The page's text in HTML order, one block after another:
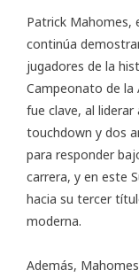
Patrick Mahomes,
continúa
jugadores de la
Campeonato de la
fue clave, al liderar
touchdown y dos
para responder
carrera, y en este
hacia su tercer
moderna.
Además,